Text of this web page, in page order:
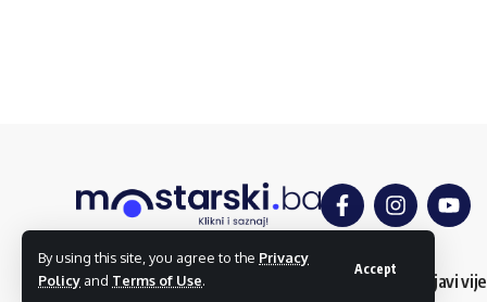
By using this site, you agree to the Privacy
Policy and Terms of Use.
Accept
O nama Impressum Kontakt Dojavi